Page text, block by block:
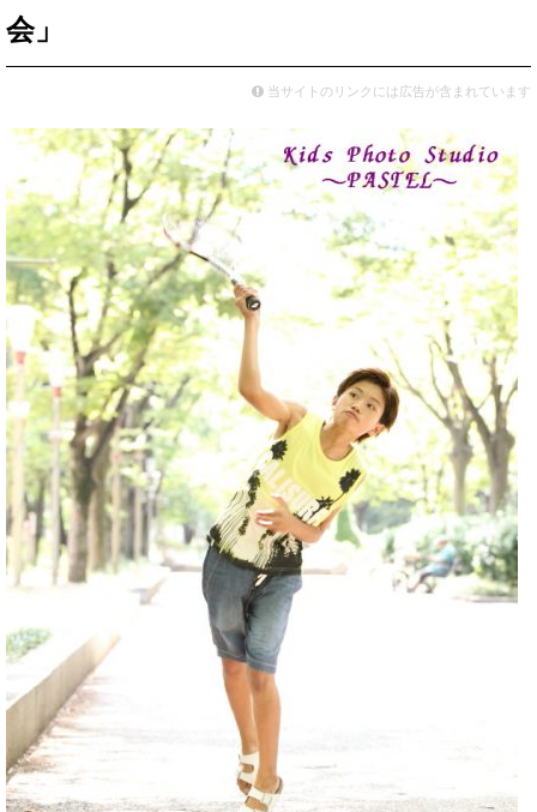
会」
当サイトのリンクには広告が含まれています